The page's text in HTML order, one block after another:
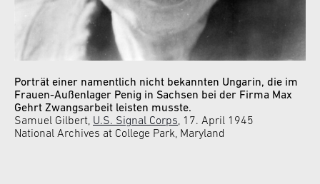
Porträt einer namentlich nicht bekannten Ungarin, die im
Frauen-Außenlager Penig in Sachsen bei der Firma Max
Gehrt Zwangsarbeit leisten musste.
Samuel Gilbert, U.S. Signal Corps , 17. April 1945
National Archives at College Park, Maryland